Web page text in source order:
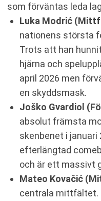
som förväntas leda
Luka Modrić
nationens största
Trots att han
hjärna och
april 2026 men
en skyddsmask.
Joško Gvardiol
absolut främsta
skenbenet i januari
efterlängtad
och är ett massivt
Mateo Kovačić
centrala mittfältet.